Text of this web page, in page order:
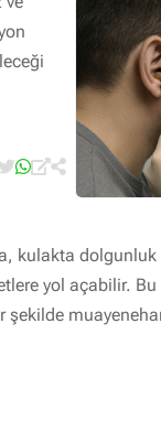
kulakta dolgunluk
yol açabilir. Bu
şekilde